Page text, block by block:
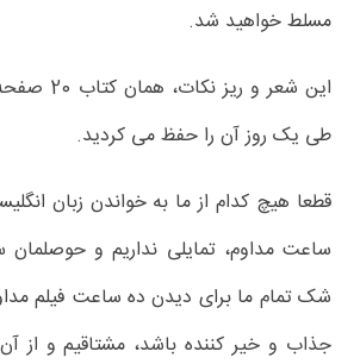
مسلط خواهید شد.
این شعر و
طی یک روز آن را حفظ می کردید.
قطعا هیچ کدام از ما به خواندن زبان
ساعت مداوم، تمایلی نداریم و
شک تمام ما برای دیدن ده ساعت فیلم
جذاب و خیر کننده باشد، مشتاقیم و از